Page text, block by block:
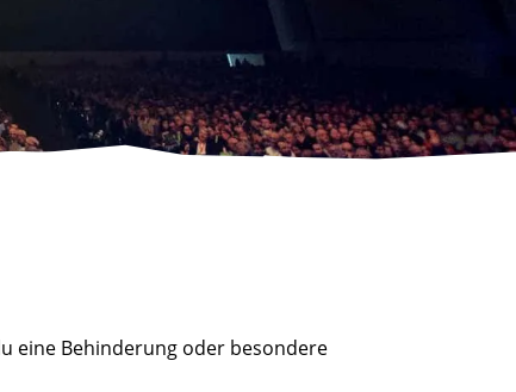
eine Behinderung oder besondere